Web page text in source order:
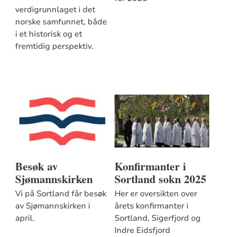
verdigrunnlaget i det
norske samfunnet, både
i et historisk og et
fremtidig perspektiv.
Besøk av
Sjømannskirken
Vi på Sortland får besøk
av Sjømannskirken i
april.
Konfirmanter i
Sortland sokn 2025
Her er oversikten over
årets konfirmanter i
Sortland, Sigerfjord og
Indre Eidsfjord